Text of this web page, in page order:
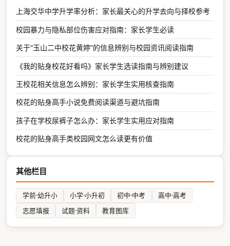
上海交华中学升学率分析：家长最关心的升学去向与择校参考
校园暴力与隐私部位伤害应对指南：家长学生必读
关于“玉山二中校花黄婷”的信息辨别与校园资讯阅读指南
《我的贴身校花好看吗》家长学生选读指南与辨别建议
王校花相关信息怎么辨别：家长学生实用核查指南
校花的贴身高手小说免费阅读渠道与避坑指南
孩子在学校尿裤子怎么办：家长学生实用应对指南
校花的贴身高手类校园网文怎么读更有价值
其他栏目
学前·幼升小 小学·小升初 初中·中考
高中·高考
志愿填报
试题·资料 教育图库